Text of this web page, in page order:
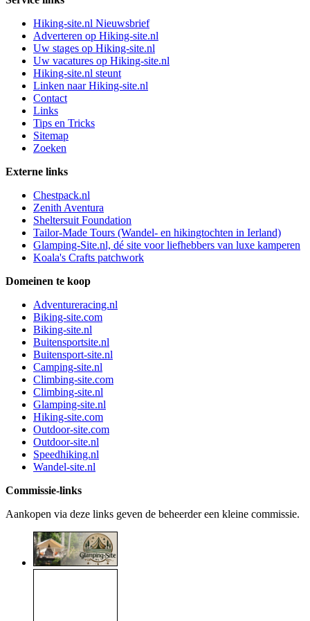
Hiking-site.nl Nieuwsbrief
Adverteren op Hiking-site.nl
Uw stages op Hiking-site.nl
Uw vacatures op Hiking-site.nl
Hiking-site.nl steunt
Linken naar Hiking-site.nl
Contact
Links
Tips en Tricks
Sitemap
Zoeken
Externe links
Chestpack.nl
Zenith Aventura
Sheltersuit Foundation
Tailor-Made Tours (Wandel- en hikingtochten in Ierland)
Glamping-Site.nl, dé site voor liefhebbers van luxe kamperen
Koala's Crafts patchwork
Domeinen te koop
Adventureracing.nl
Biking-site.com
Biking-site.nl
Buitensportsite.nl
Buitensport-site.nl
Camping-site.nl
Climbing-site.com
Climbing-site.nl
Glamping-site.nl
Hiking-site.com
Outdoor-site.com
Outdoor-site.nl
Speedhiking.nl
Wandel-site.nl
Commissie-links
Aankopen via deze links geven de beheerder een kleine commissie.